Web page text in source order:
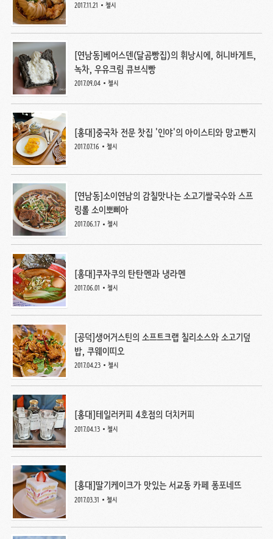
2017.11.21 첼시
[연남동]베어스덴(달곰빵집)의 휘낭시에, 허니바게트,
녹차, 우유크림 큐브식빵
2017.09.04 첼시
[홍대]중국차 전문 찻집 '인야'의 아이스티와 망고빤지
2017.07.16 첼시
[연남동]소이연남의 감칠맛나는 소고기쌀국수와 스프
링롤 소이뽀삐아
2017.06.17 첼시
[홍대]쿠자쿠의 탄탄멘과 냉라멘
2017.06.01 첼시
[공덕]생어거스틴의 소프트크랩 칠리소스와 소고기덮
밥, 쿠웨이띠오
2017.04.23 첼시
[홍대]테일러커피 4호점의 더치커피
2017.04.13 첼시
[홍대]딸기케이크가 맛있는 서교동 카페 퐁포네뜨
2017.03.31 첼시